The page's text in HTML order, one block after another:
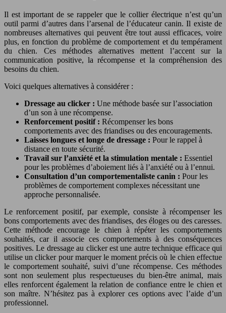
Il est important de se rappeler que le collier électrique n’est qu’un
outil parmi d’autres dans l’arsenal de l’éducateur canin. Il existe de
nombreuses alternatives qui peuvent être tout aussi efficaces, voire
plus, en fonction du problème de comportement et du tempérament
du chien. Ces méthodes alternatives mettent l’accent sur la
communication positive, la récompense et la compréhension des
besoins du chien.
Voici quelques alternatives à considérer :
Dressage au clicker : Une méthode basée sur l’association
d’un son à une récompense.
Renforcement positif : Récompenser les bons
comportements avec des friandises ou des encouragements.
Laisses longues et longe de dressage : Pour le rappel à
distance en toute sécurité.
Travail sur l’anxiété et la stimulation mentale : Essentiel
pour les problèmes d’aboiement liés à l’anxiété ou à l’ennui.
Consultation d’un comportementaliste canin : Pour les
problèmes de comportement complexes nécessitant une
approche personnalisée.
Le renforcement positif, par exemple, consiste à récompenser les
bons comportements avec des friandises, des éloges ou des caresses.
Cette méthode encourage le chien à répéter les comportements
souhaités, car il associe ces comportements à des conséquences
positives. Le dressage au clicker est une autre technique efficace qui
utilise un clicker pour marquer le moment précis où le chien effectue
le comportement souhaité, suivi d’une récompense. Ces méthodes
sont non seulement plus respectueuses du bien-être animal, mais
elles renforcent également la relation de confiance entre le chien et
son maître. N’hésitez pas à explorer ces options avec l’aide d’un
professionnel.